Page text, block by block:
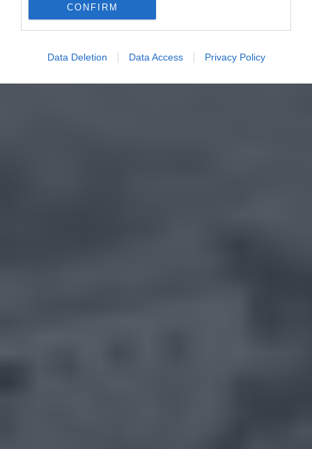
CONFIRM
Data Deletion Data Access Privacy Policy